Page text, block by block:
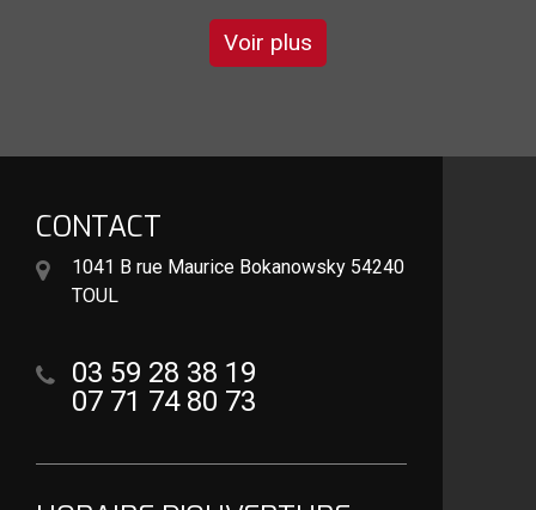
Voir plus
CONTACT
1041 B rue Maurice Bokanowsky 54240
TOUL
03 59 28 38 19
07 71 74 80 73